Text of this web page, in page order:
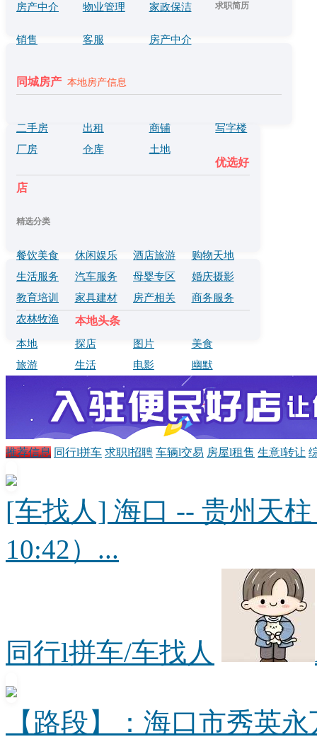
房产中介
物业管理 家政保洁 求职简历
销售 客服 房产中介
同城房产 本地房产信息
二手房 出租 商铺
写字楼
厂房
仓库 土地
优选好
店
精选分类
餐饮美食 休闲娱乐 酒店旅游
购物天地
生活服务
汽车服务 母婴专区
婚庆摄影
教育培训
家具建材 房产相关
商务服务
农林牧渔
本地头条
本地 探店 图片
美食
旅游
生活 电影 幽默
推荐信息 同行l拼车 求职l招聘 车辆l交易 房屋l租售 生意l转让
[车找人] 海口 -- 贵州天
10:42）...
同行l拼车/车找人
【路段】：海口市秀英